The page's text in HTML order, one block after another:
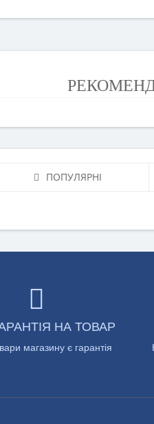
ПОПУЛЯРНІ
НА ТОВАР
магазину є гарантія